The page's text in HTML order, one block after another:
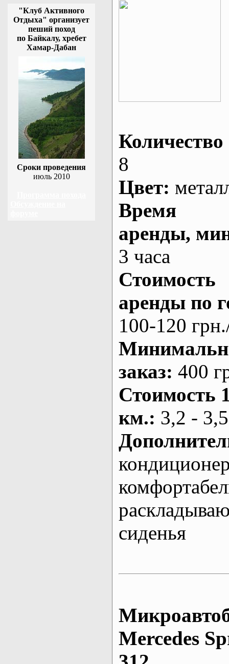
"Клуб Активного
Отдыха" организует
пеший поход
по Байкалу, хребет
Хамар-Дабан
Сроки проведения
июль 2010
Количество
8
Цвет:
Время
аренды,
3 часа
Стоимость
аренды по
100-120
заказ: 400
Стоимость
км.: 3,2 -
сиденья
Mеrcedes